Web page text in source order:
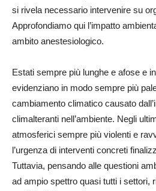
si rivela necessario intervenire su
Approfondiamo qui l’impatto
ambito anestesiologico.
Estati sempre più lunghe e afose e
evidenziano in modo sempre più
cambiamento climatico causato
climalteranti nell’ambiente. Negli
atmosferici sempre più violenti e
l’urgenza di interventi concreti
Tuttavia, pensando alle questioni
ad ampio spettro quasi tutti i settori,